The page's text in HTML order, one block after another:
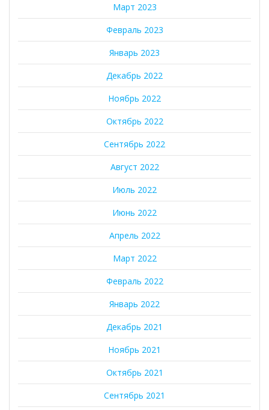
Март 2023
Февраль 2023
Январь 2023
Декабрь 2022
Ноябрь 2022
Октябрь 2022
Сентябрь 2022
Август 2022
Июль 2022
Июнь 2022
Апрель 2022
Март 2022
Февраль 2022
Январь 2022
Декабрь 2021
Ноябрь 2021
Октябрь 2021
Сентябрь 2021